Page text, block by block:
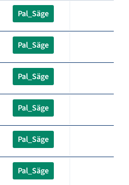
Pal_Säge
Pal_Säge
Pal_Säge
Pal_Säge
Pal_Säge
Pal_Säge